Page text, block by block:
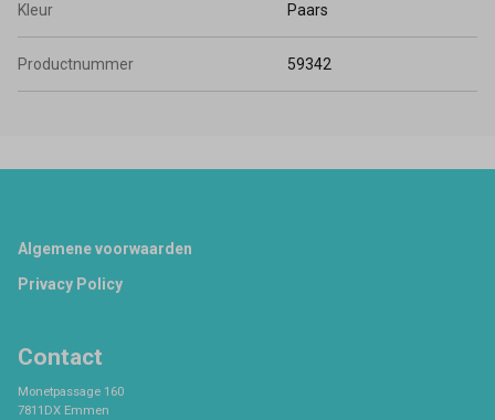
Kleur Paars
Productnummer 59342
Footer
Algemene voorwaarden
Privacy Policy
Contact
Monetpassage 160
7811DX Emmen